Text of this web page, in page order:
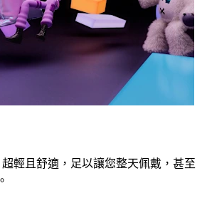
超輕且舒適，足以讓您整天佩戴，甚至